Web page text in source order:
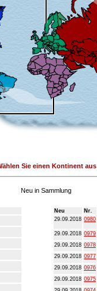
Sie einen Kontinent aus
Neu in Sammlung
Neu Nr.
29.09.2018 0980
29.09.2018 0979
29.09.2018 0978
29.09.2018 0977
29.09.2018 0976
29.09.2018 0975